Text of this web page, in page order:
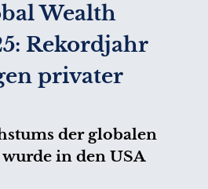
Wealth
Rekordjahr
privater
der globalen
in den USA